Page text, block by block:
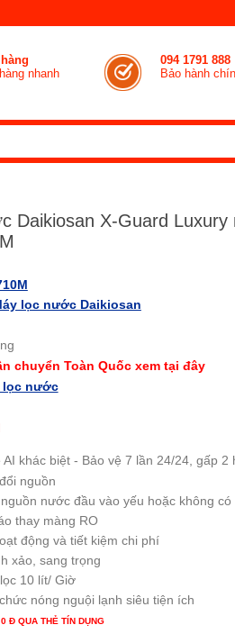
nhanh
094 1791 888
Bảo hành
Daikiosan X-Guard Luxury
lọc nước Daikiosan
chuyển Toàn Quốc xem tại đây
lọc nước
AI khác biệt - Bảo vệ 7 lần 24/24, gấp 2
nguồn
nước đầu vào yếu hoặc không
thay màng RO
động và tiết kiệm chi phí
xảo, sang trọng
10 lít/ Giờ
nóng nguội lạnh siêu tiện ích
Đ QUA THẺ TÍN DỤNG